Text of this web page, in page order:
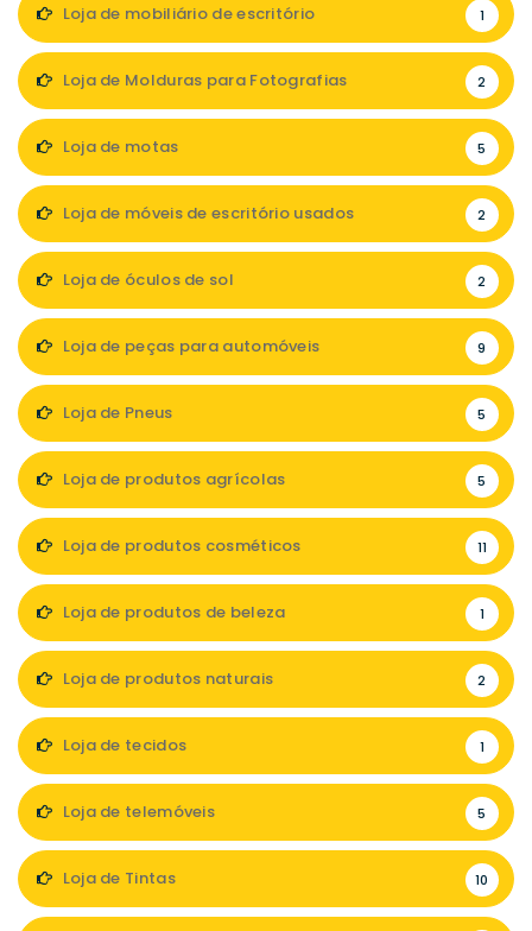
Loja de mobiliário de escritório 1
Loja de Molduras para Fotografias 2
Loja de motas 5
Loja de móveis de escritório usados 2
Loja de óculos de sol 2
Loja de peças para automóveis 9
Loja de Pneus 5
Loja de produtos agrícolas 5
Loja de produtos cosméticos 11
Loja de produtos de beleza 1
Loja de produtos naturais 2
Loja de tecidos 1
Loja de telemóveis 5
Loja de Tintas 10